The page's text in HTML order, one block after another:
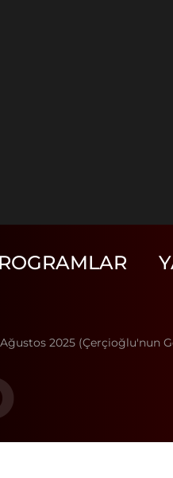
Ağustos 2025 (Çerçioğlu'nun